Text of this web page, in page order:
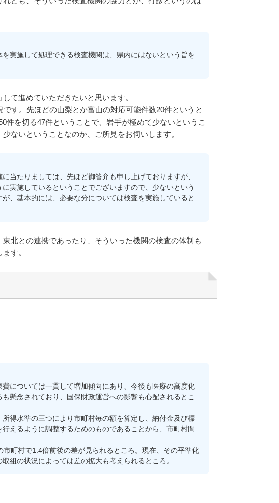
実施して処理できる検査機関は、県内にはないという旨を
て進めていただきたいと思います。
す。先ほどの山梨とか富山の対応可能件数20件というと
件を切る47件ということで、岩手が極めて少ないというこ
ないということなのか、ご所見をお伺いします。
当たりましては、先ほど御答弁も申し上げておりますが、
実施しているということでございますので、少ないという
、基本的には、必要な分については検査を実施していると
北との連携であったり、そういった機関の検査の体制も
す。
については一貫して増加傾向にあり、今後も医療の高度化
懸念されており、国保財政運営への影響も心配されるとこ
得水準の三つにより市町村毎の額を算定し、納付金及び標
えるように調整するためのものであることから、市町村間
町村で1.4倍前後の差が見られるところ。現在、その平準化
組の状況によっては差の拡大も考えられるところ。